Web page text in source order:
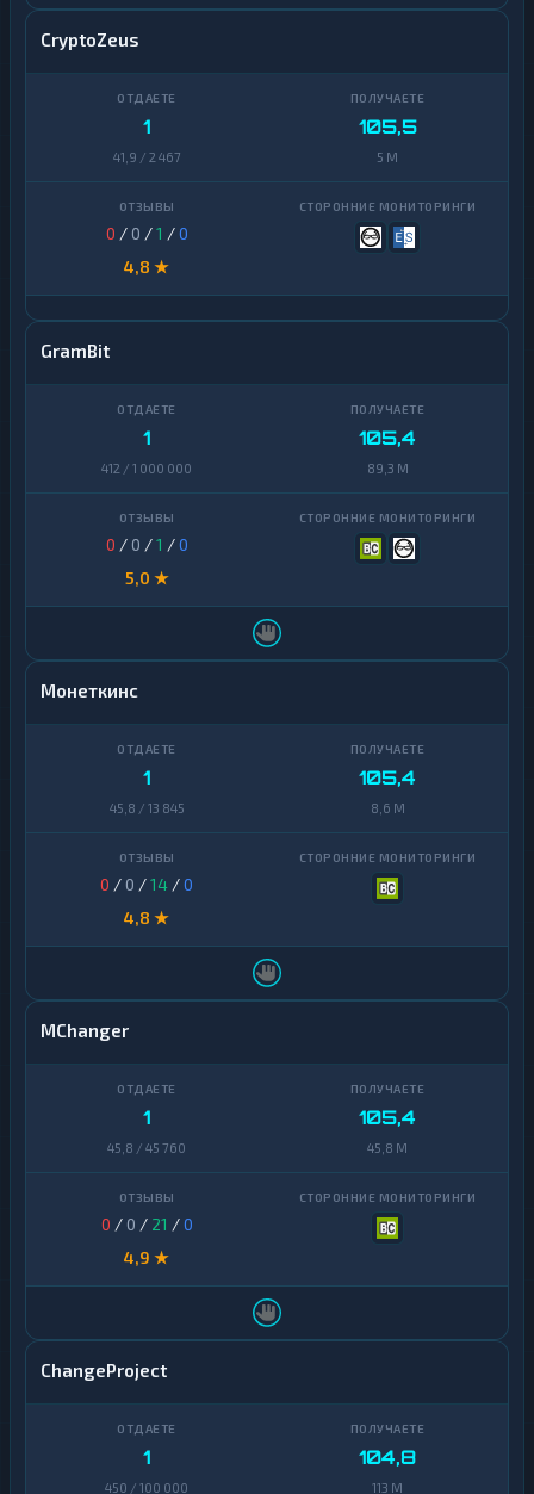
CryptoZeus
1
41,9 / 2 467
105,5
5 M
0 / 0 /1 /0
4,8 ★
GramBit
1
412 / 1 000 000
105,4
89,3 M
0 / 0 /1 /0
5,0 ★
Монеткинс
1
45,8 / 13 845
105,4
8,6 M
0 / 0 /14 /0
4,8 ★
MChanger
1
45,8 / 45 760
105,4
45,8 M
0 / 0 / 21 /0
4,9 ★
ChangeProject
1
450 / 100 000
104,8
113 M